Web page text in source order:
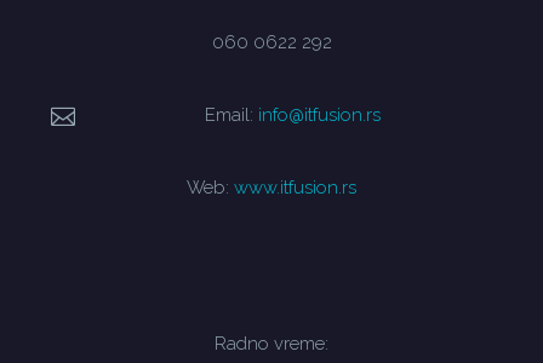
060 0622 292
Email: info@itfusion.rs
Web: www.itfusion.rs
Radno vreme: